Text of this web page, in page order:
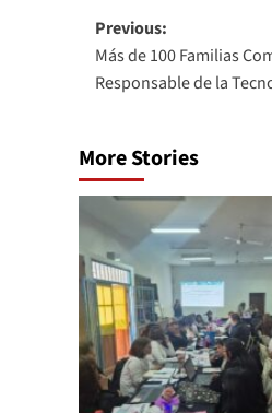
Previous:
Más de 100 Familias
Responsable de la
More Stories